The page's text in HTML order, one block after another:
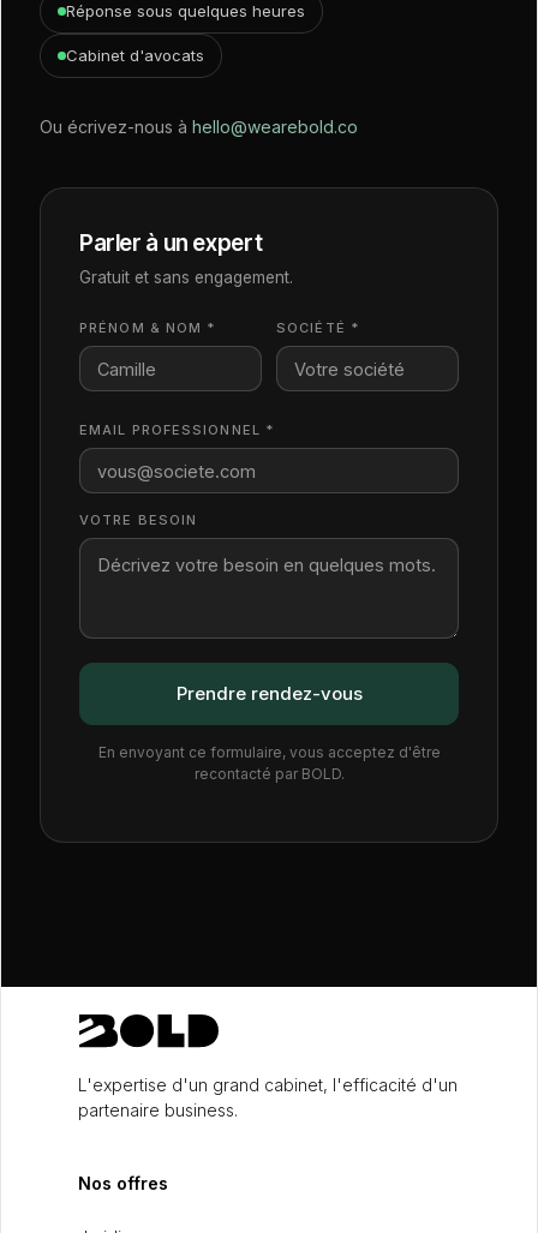
Réponse sous quelques heures
Cabinet d'avocats
Ou écrivez-nous à hello@wearebold.co
Parler à un expert
Gratuit et sans engagement.
PRÉNOM & NOM * SOCIÉTÉ *
EMAIL PROFESSIONNEL *
VOTRE BESOIN
En envoyant ce formulaire, vous acceptez d'être
recontacté par BOLD.
L'expertise d'un grand cabinet, l'efficacité d'un
partenaire business.
Nos offres